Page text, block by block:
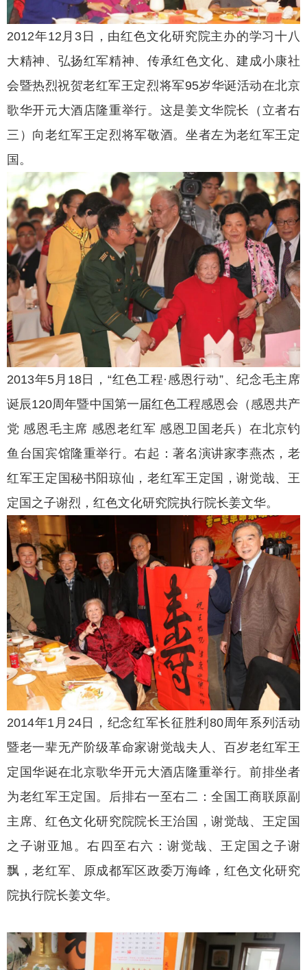
2012年12月3日，由红色文化研究院主办的学习十八
大精神、弘扬红军精神、传承红色文化、建成小康社
会暨热烈祝贺老红军王定烈将军95岁华诞活动在北京
歌华开元大酒店隆重举行。这是姜文华院长（立者右
三）向老红军王定烈将军敬酒。坐者左为老红军王定
国。
2013年5月18日，“红色工程·感恩行动”、纪念毛主席
诞辰120周年暨中国第一届红色工程感恩会（感恩共产
党 感恩毛主席 感恩老红军 感恩卫国老兵）在北京钓
鱼台国宾馆隆重举行。右起：著名演讲家李燕杰，老
红军王定国秘书阳琼仙，老红军王定国，谢觉哉、王
定国之子谢烈，红色文化研究院执行院长姜文华。
2014年1月24日，纪念红军长征胜利80周年系列活动
暨老一辈无产阶级革命家谢觉哉夫人、百岁老红军王
定国华诞在北京歌华开元大酒店隆重举行。前排坐者
为老红军王定国。后排右一至右二：全国工商联原副
主席、红色文化研究院院长王治国，谢觉哉、王定国
之子谢亚旭。右四至右六：谢觉哉、王定国之子谢
飘，老红军、原成都军区政委万海峰，红色文化研究
院执行院长姜文华。